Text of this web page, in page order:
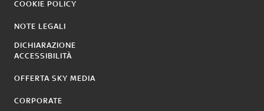
COOKIE POLICY
NOTE LEGALI
DICHIARAZIONE
ACCESSIBILITÀ
OFFERTA SKY MEDIA
CORPORATE